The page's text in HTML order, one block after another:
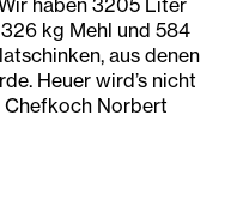
haben 3205 Liter
kg Mehl und 584
aus denen
Heuer wird’s nicht
Norbert